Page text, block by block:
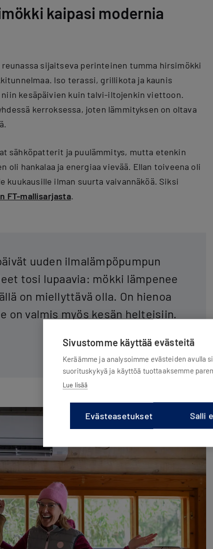
kaipasi modernia
sijaitseva perinteinen tumma hirsimökki
Iso terassi, grillikota ja kaunis
kesäpäivien kuin talvi-iltojenkin viettoon.
kerroksessa, joten lämmityksen on oltava
sähköpatterit ja puulämmitys, mutta etenkin
oli hankalaa ja energiaa vievää. Ellan toiveena oli
kuukausille ilman suurta vaivannäköä. Siksi
FT-mallisarjasta.
uuden ilmalämpöpumpun
tosi lupaavia: mökki lämpenee
on miellyttävä olla. On hienoa
on valmis myös kesän helteisiin.
Sivustomme käyttää evästeitä
Keräämme ja analysoimme evästeiden avulla
suorituskykyä ja käyttöä tuottaaksemme
Lue lisää
Evästeasetukset Salli